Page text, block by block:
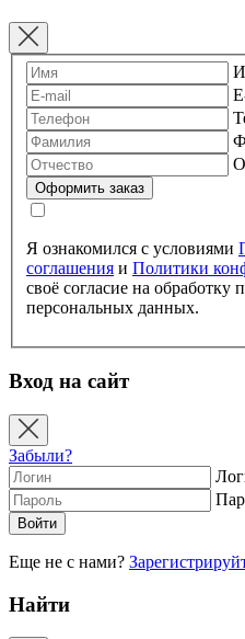
Я ознакомился с условиями
соглашения и Политики
своё согласие на обработку
персональных данных.
Вход на сайт
Забыли?
Еще не с нами?
Найти